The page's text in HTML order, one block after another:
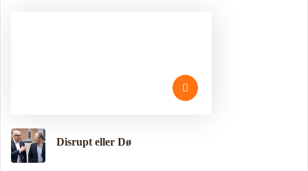
Disrupt eller Dø